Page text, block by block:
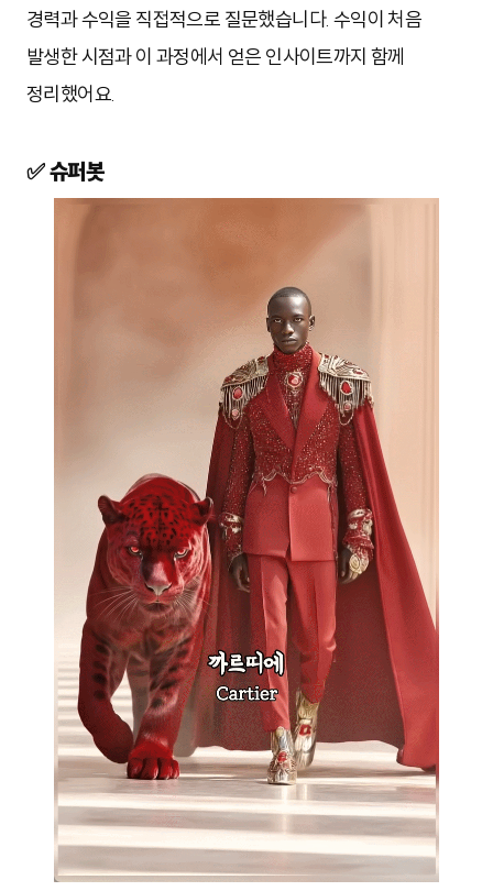
경력과 수익을 직접적으로 질문했습니다. 수익이 처음
발생한 시점과 이 과정에서 얻은 인사이트까지 함께
정리했어요.
✅ 슈퍼봇